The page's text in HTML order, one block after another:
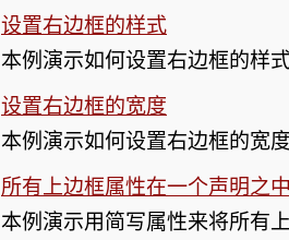
设置右边框的样式
本例演示如何设置右边框的样
设置右边框的宽度
本例演示如何设置右边框的宽
所有上边框属性在一个声明之
本例演示用简写属性来将所有